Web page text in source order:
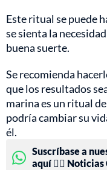
Este ritual se puede
se sienta la
buena suerte.
Se recomienda
que los resultados
marina es un ritual
podría cambiar su
él.
Suscríbase a
aquí 👉🏻 Noticias